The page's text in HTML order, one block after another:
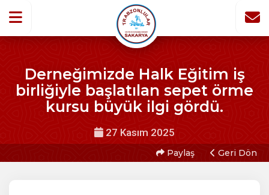
Derneğimizde Halk Eğitim iş
birliğiyle başlatılan sepet örme
kursu büyük ilgi gördü.
27 Kasım 2025
Paylaş Geri Dön